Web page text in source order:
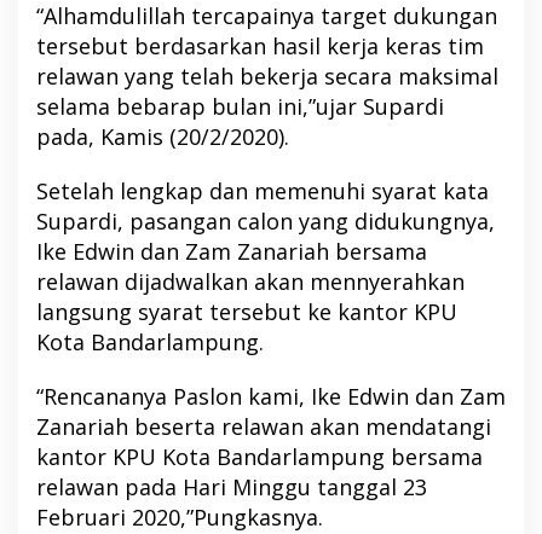
“Alhamdulillah tercapainya target dukungan
tersebut berdasarkan hasil kerja keras tim
relawan yang telah bekerja secara maksimal
selama bebarap bulan ini,”ujar Supardi
pada, Kamis (20/2/2020).
Setelah lengkap dan memenuhi syarat kata
Supardi, pasangan calon yang didukungnya,
Ike Edwin dan Zam Zanariah bersama
relawan dijadwalkan akan mennyerahkan
langsung syarat tersebut ke kantor KPU
Kota Bandarlampung.
“Rencananya Paslon kami, Ike Edwin dan Zam
Zanariah beserta relawan akan mendatangi
kantor KPU Kota Bandarlampung bersama
relawan pada Hari Minggu tanggal 23
Februari 2020,”Pungkasnya.